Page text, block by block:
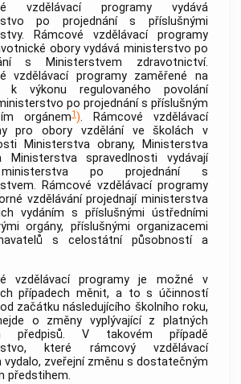
vzdělávací programy vydává
po projednání s příslušnými
Rámcové vzdělávací programy
obory vydává ministerstvo po
s Ministerstvem zdravotnictví.
vzdělávací programy zaměřené na
k výkonu regulovaného povolání
po projednání s příslušným
orgánem1). Rámcové vzdělávací
pro obory vzdělání ve školách v
Ministerstva obrany, Ministerstva
Ministerstva spravedlnosti vydávají
po projednání s
Rámcové vzdělávací programy
vzdělávání projednají ministerstva
vydáním s příslušnými ústředními
orgány, příslušnými organizacemi
s celostátní působností a
vzdělávací programy je možné v
případech měnit, a to s účinností
začátku následujícího školního roku,
o změny vyplývající z platných
předpisů. V takovém případě
které rámcový vzdělávací
vydalo, zveřejní změnu s dostatečným
předstihem.